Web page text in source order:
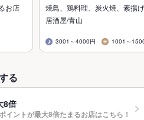
お店
焼鳥、鶏料理、炭火焼、素揚
居酒屋/青山
3001～4000円 1001～
る
8倍
イントが最大8倍たまるお店はこちら！